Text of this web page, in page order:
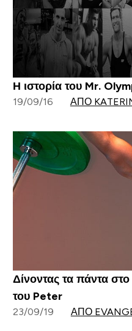
Η ιστορία του Mr.
19/09/16 ΑΠΌ
Δίνοντας τα πάντα
του Peter
23/09/19 ΑΠΌ